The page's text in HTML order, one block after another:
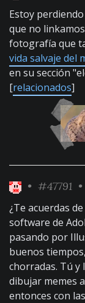
Estoy
que no
fotografía que
vida salvaje del
en su sección
[relacionados]
• #47791
¿Te acuerdas
software de
pasando por
buenos
chorradas. Tú y
dibujar memes
entonces con